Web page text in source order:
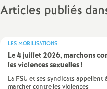
Non-titulaires
Assistants
Articles publiés
LES MOBILISATIONS
Le 4 juillet 2026, marchons
les violences sexuelles!
La FSU et ses syndicats appellent à
marcher contre les violences